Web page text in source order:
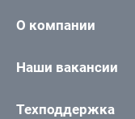
О компании
Наши вакансии
Техподдержка